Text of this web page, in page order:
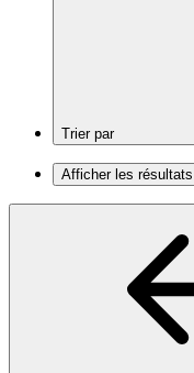
Trier par
Afficher les résultats